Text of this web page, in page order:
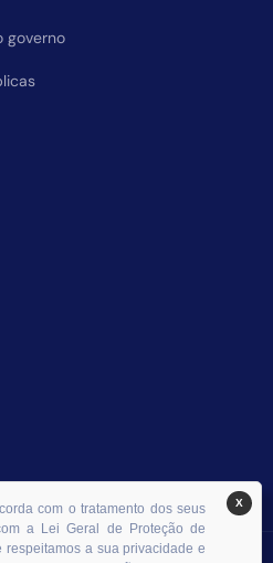
governo
os direitos reservados.
X
com o tratamento dos seus
a Lei Geral de Proteção de
respeitamos a sua privacidade e